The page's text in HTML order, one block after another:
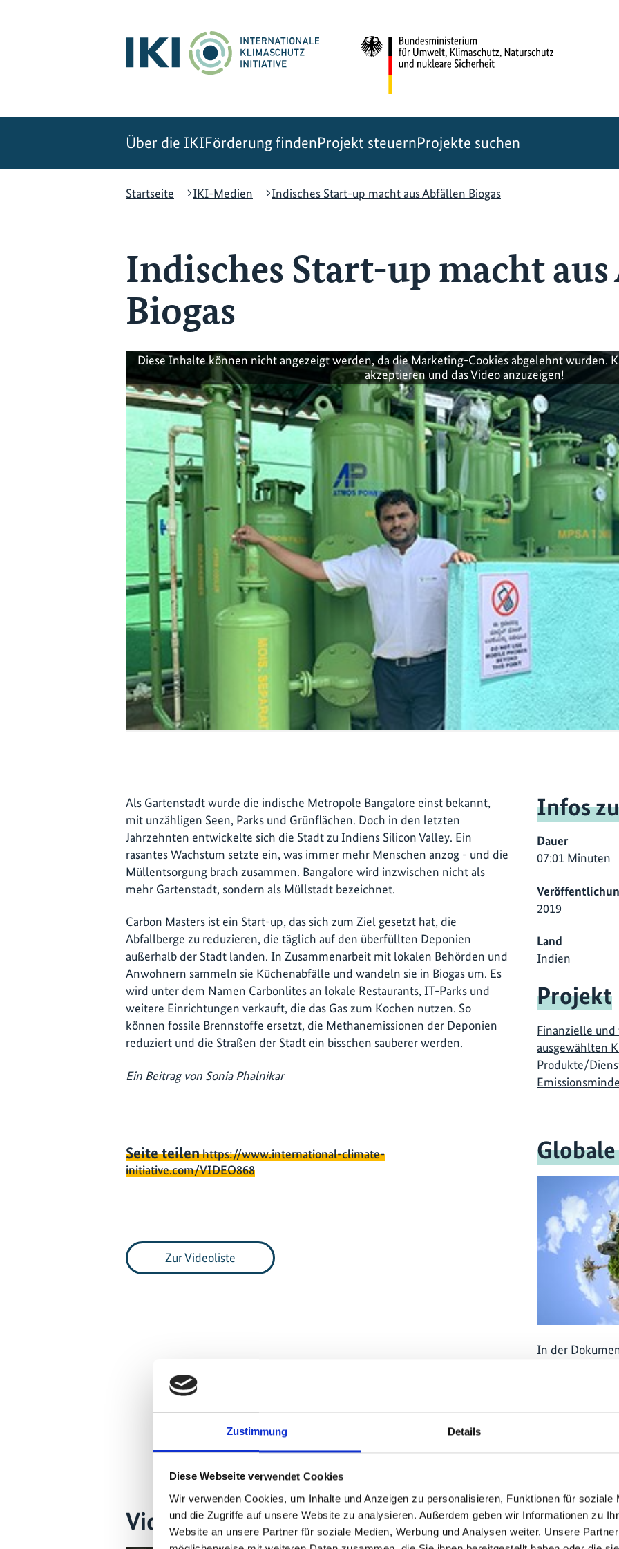
Zustimmung Details
Diese Webseite verwendet Cookies
Wir verwenden Cookies, um Inhalte und Anzeigen zu personalisieren, Funktionen für soziale
und die Zugriffe auf unsere Website zu analysieren. Außerdem geben wir Informationen zu
Website an unsere Partner für soziale Medien, Werbung und Analysen weiter. Unsere
Über die IKIFörderung findenProjekt steuernProjekte suchen
Startseite
IKI-Medien Indisches Start-up macht aus Abfällen Biogas
Indisches Start-up macht
Biogas
Diese Inhalte können nicht angezeigt werden, da die Marketing-Cookies abgelehnt wurden.
akzeptieren und das Video anzuzeigen!
Als Gartenstadt wurde die indische Metropole Bangalore einst bekannt,
mit unzähligen Seen, Parks und Grünflächen. Doch in den letzten
Jahrzehnten entwickelte sich die Stadt zu Indiens Silicon Valley. Ein
rasantes Wachstum setzte ein, was immer mehr Menschen anzog - und die
Müllentsorgung brach zusammen. Bangalore wird inzwischen nicht als
mehr Gartenstadt, sondern als Müllstadt bezeichnet.
Carbon Masters ist ein Start-up, das sich zum Ziel gesetzt hat, die
Abfallberge zu reduzieren, die täglich auf den überfüllten Deponien
außerhalb der Stadt landen. In Zusammenarbeit mit lokalen Behörden und
Anwohnern sammeln sie Küchenabfälle und wandeln sie in Biogas um. Es
wird unter dem Namen Carbonlites an lokale Restaurants, IT-Parks und
weitere Einrichtungen verkauft, die das Gas zum Kochen nutzen. So
können fossile Brennstoffe ersetzt, die Methanemissionen der Deponien
reduziert und die Straßen der Stadt ein bisschen sauberer werden.
Ein Beitrag von Sonia Phalnikar
Seite teilenhttps://www.international-climate-
initiative.com/VIDEO868
Zur Videoliste
Infos
Dauer
07:01 Minuten
2019
Land
Indien
Projekt
Finanzielle
ausgewählten
Produkte/
In der
informiert die
ganzen Welt
praktischen
Klimaschutz.
Naturschutz
Medienprojekt
Videos zum Projekt